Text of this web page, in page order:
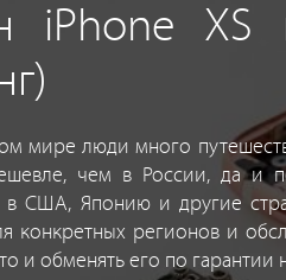
iPhone XS
мире люди много
чем в России, да и
в США, Японию и другие
конкретных регионов и
и обменять его по гарантии